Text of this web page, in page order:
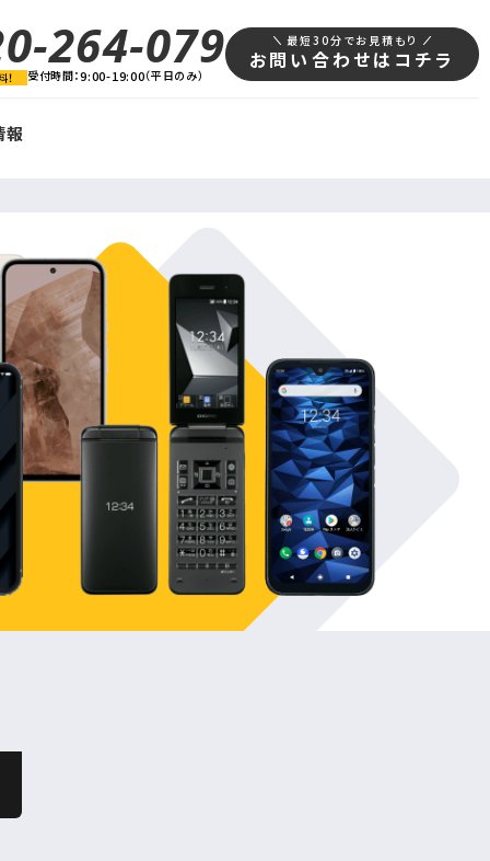
264-079
受付時間：9:00-19:00（平日のみ）
最短30分でお見積もり
お問い合わせはコチラ
報